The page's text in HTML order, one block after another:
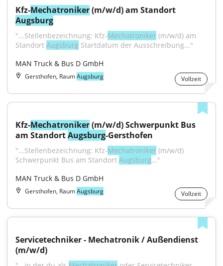
Kfz-Mechatroniker
Augsburg
"...Stellenbezeichnung: Kfz-Mechatroniker (m/w/d) am
Standort Augsburg Startdatum der Ausschreibung..."
MAN Truck & Bus D GmbH
Gersthofen, RaumAugsburg Vollzeit
Kfz-Mechatroniker (m/w/d) Schwerpunkt Bus
am Standort Augsburg-Gersthofen
"...Stellenbezeichnung: Kfz-Mechatroniker (m/w/d)
Schwerpunkt Bus am Standort Augsburg..."
MAN Truck & Bus D GmbH
Gersthofen, RaumAugsburg Vollzeit
Servicetechniker - Mechatronik / Außendienst
(m/w/d)